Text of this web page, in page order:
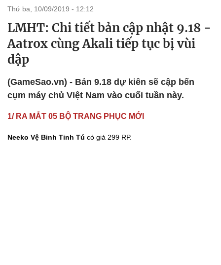
thứ ba, 10/09/2019 - 12:12
LMHT: Chi tiết bản cập nhật 9.18 -
Aatrox cùng Akali tiếp tục bị vùi
dập
(GameSao.vn) - Bản 9.18 dự kiên sẽ cập bến
cụm máy chủ Việt Nam vào cuối tuần này.
1/ RA MẮT 05 BỘ TRANG PHỤC MỚI
Neeko Vệ Binh Tinh Tú có giá 299 RP.